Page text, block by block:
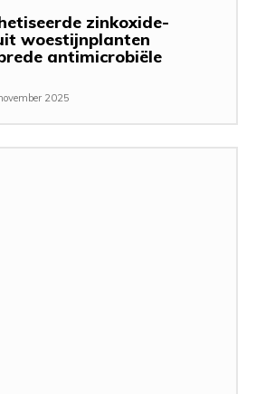
zinkoxide-
woestijnplanten
antimicrobiële
2025